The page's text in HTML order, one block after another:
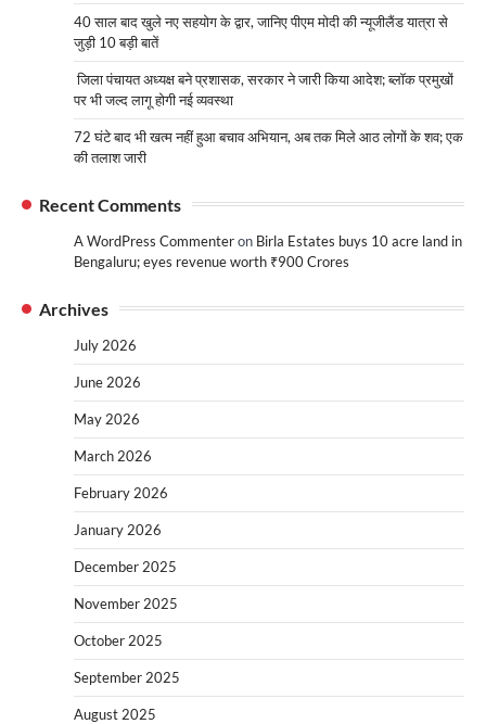
40 साल बाद खुले नए सहयोग के द्वार, जानिए पीएम मोदी की न्यूजीलैंड यात्रा से
जुड़ी 10 बड़ी बातें
जिला पंचायत अध्यक्ष बने प्रशासक, सरकार ने जारी किया आदेश; ब्लॉक प्रमुखों
पर भी जल्द लागू होगी नई व्यवस्था
72 घंटे बाद भी खत्म नहीं हुआ बचाव अभियान, अब तक मिले आठ लोगों के शव; एक
की तलाश जारी
Recent Comments
A WordPress Commenteron Birla Estates buys 10 acre land in
Bengaluru; eyes revenue worth ₹900 Crores
Archives
July 2026
June 2026
May 2026
March 2026
February 2026
January 2026
December 2025
November 2025
October 2025
September 2025
August 2025